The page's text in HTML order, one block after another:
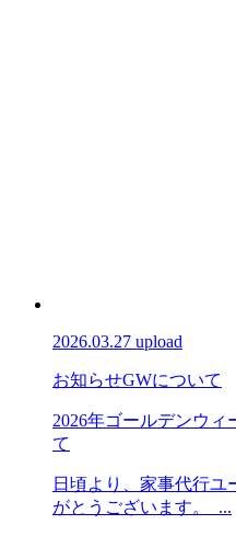
2026.03.27 upload
お知らせGWについて
2026年ゴールデンウ
て
日頃より、家事代行ユ
がとうございます。 ...